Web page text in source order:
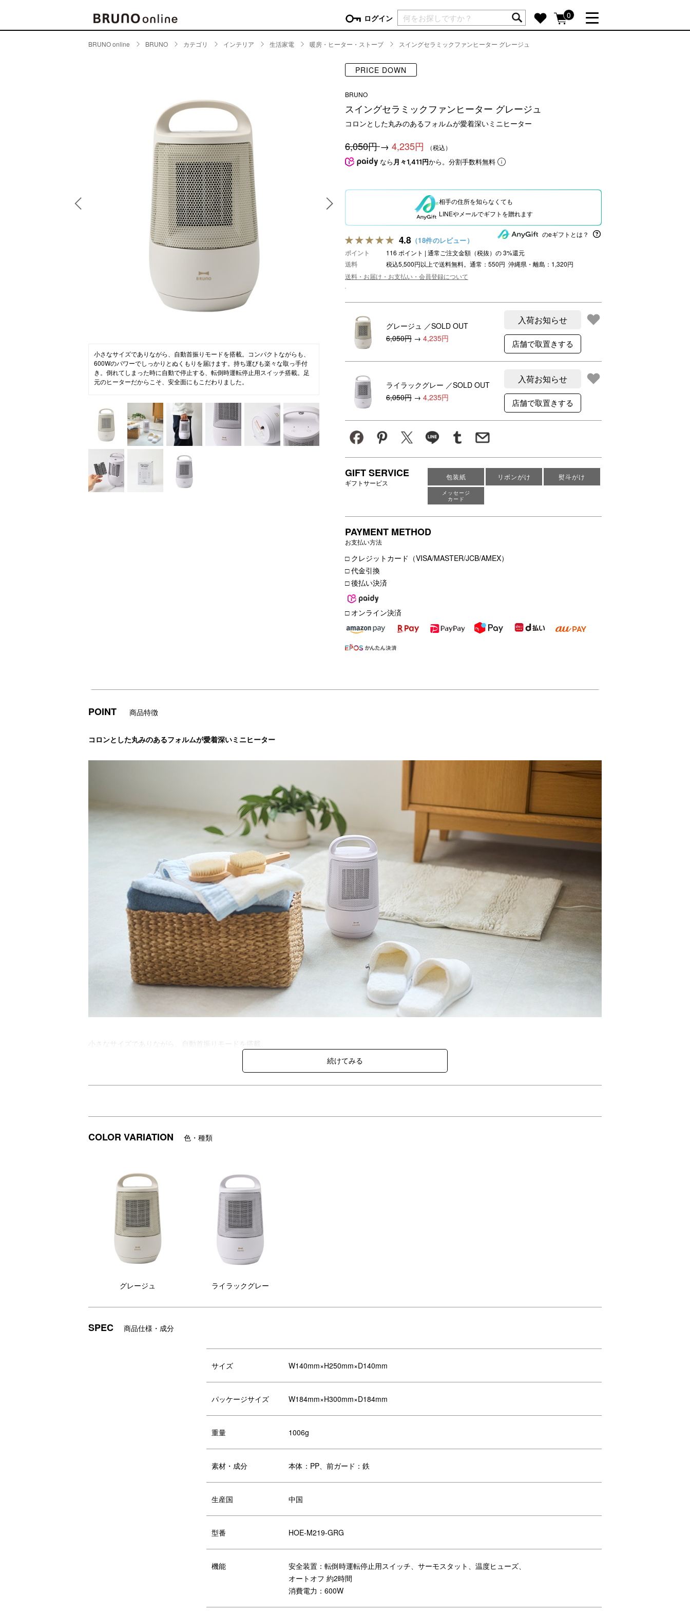
ログイン
ログイン
パスワードをお忘れの方はこちら＞
0
現在カートには商品が入っていません。
食器
キッチンツール
キッチンファブリック
インテリア
時計
生活家電
家具・収納
ピクニックアイテム
ランチボックス・弁当箱
ランチバッグ・クーラートート
水筒
その他ピクニックアイテム
ビューティー
ヘアケア
アロマ
ファッション・トラベル
ファッション雑貨
ベビー・キッズアイテム
おもちゃ・トイ
ファッション
新築・引越し祝い
転職・送別祝い
おまとめ割引
SUPPORT
ご利用案内
よくある質問
BRUNO online BRUNO カテゴリ インテリア 生活家電 暖房・ヒーター・ストーブ スイングセラミックファンヒーター グレージュ
小さなサイズでありながら、自動首振りモードを搭載。コンパクトながらも、
600Wのパワーでしっかりとぬくもりを届けます。持ち運びも楽々な取っ手付
き。倒れてしまった時に自動で停止する、転倒時運転停止用スイッチ搭載。足
元のヒーターだからこそ、安全面にもこだわりました。
PRICE DOWN
BRUNO
スイングセラミックファンヒーター グレージュ
コロンとした丸みのあるフォルムが愛着深いミニヒーター
6,050円→ 4,235円 （税込）
なら 月々1,411円から。分割手数料無料
相手の住所を知らなくても
LINEやメールでギフトを贈れます
のeギフトとは？
4.8（18件のレビュー）
ポイント 116 ポイント | 通常ご注文金額（税抜）の3%還元
送料
税込5,500円以上で送料無料。通常：550円 沖縄県・離島：1,320円
送料・お届け・お支払い・会員登録について
グレージュ ／SOLD OUT
6,050円 → 4,235円
入荷お知らせ
ライラックグレー ／SOLD OUT
6,050円 → 4,235円
入荷お知らせ
GIFT SERVICE
ギフトサービス
包装紙 リボンがけ 熨斗がけ
メッセージ
カード
PAYMENT METHOD
お支払い方法
□ クレジットカード（VISA/MASTER/JCB/AMEX）
□ 代金引換
□ 後払い決済
□ オンライン決済
POINT 商品特徴
コロンとした丸みのあるフォルムが愛着深いミニヒーター
小さなサイズでありながら、自動首振りモードを搭載。
コンパクトながらも、600Wのパワーでしっかりとぬくもりを届けます。
持ち運びも楽々な取っ手付き。倒れてしまった時に自動で停止する、転倒時運転停止用スイッチ搭載。
DETAIL 商品詳細
COLOR VARIATION 色・種類
グレージュ ライラックグレー
SPEC 商品仕様・成分
サイズ W140mm×H250mm×D140mm
パッケージサイズ W184mm×H300mm×D184mm
重量 1006g
素材・成分 本体：PP、前ガード：鉄
生産国 中国
型番 HOE-M219-GRG
機能
安全装置：転倒時運転停止用スイッチ、サーモスタット、温度ヒューズ、
オートオフ 約2時間
消費電力：600W